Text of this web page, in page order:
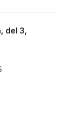
del 3,